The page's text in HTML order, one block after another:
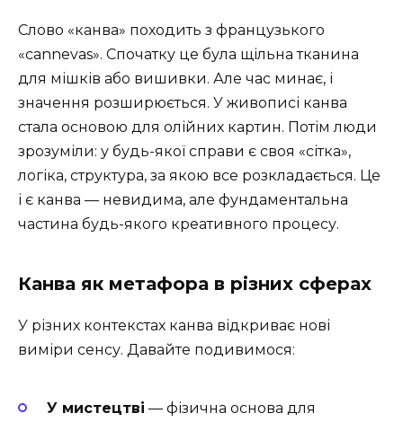
Слово «канва» походить з французького
«cannevas». Спочатку це була щільна тканина
для мішків або вишивки. Але час минає, і
значення розширюється. У живописі канва
стала основою для олійних картин. Потім люди
зрозуміли: у будь-якої справи є своя «сітка»,
логіка, структура, за якою все розкладається. Це
і є канва — невидима, але фундаментальна
частина будь-якого креативного процесу.
Канва як метафора в різних сферах
У різних контекстах канва відкриває нові
виміри сенсу. Давайте подивимося:
У мистецтві — фізична основа для